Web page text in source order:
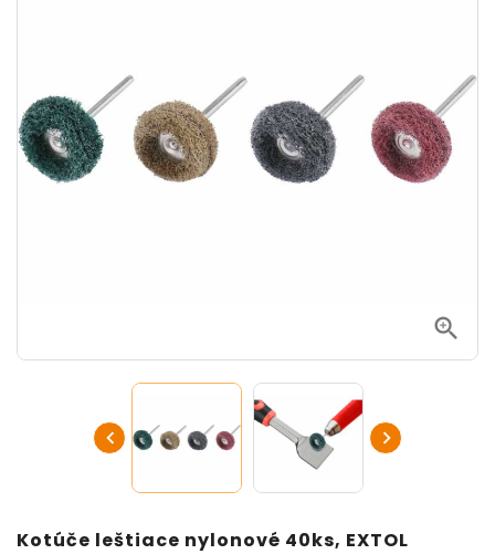

 
Kotúče leštiace nylonové 40ks, EXTOL